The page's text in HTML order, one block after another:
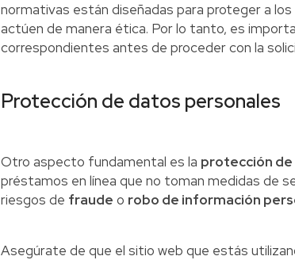
normativas están diseñadas para proteger a
actúen de manera ética. Por lo tanto, es
correspondientes antes de proceder con la
Protección de datos personales
Otro aspecto fundamental es la protección
préstamos en línea que no toman medidas de
riesgos de fraude o robo de información
Asegúrate de que el sitio web que estás